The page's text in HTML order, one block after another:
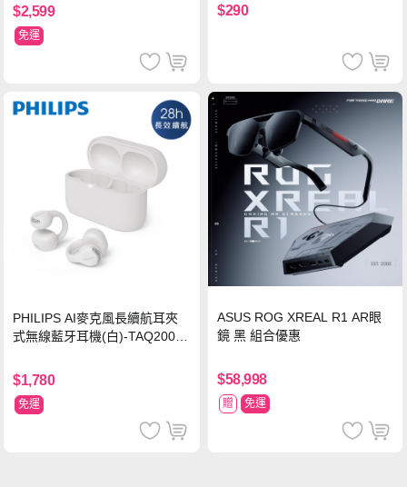
$2,599
免運
$290
PHILIPS AI麥克風長續航耳夾
式無線藍牙耳機(白)-TAQ2000
$1,780
免運
ASUS ROG XREAL R1 AR眼
鏡 黑 組合優惠
$58,998
贈 免運